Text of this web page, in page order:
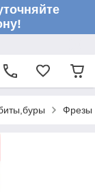
Фрезы